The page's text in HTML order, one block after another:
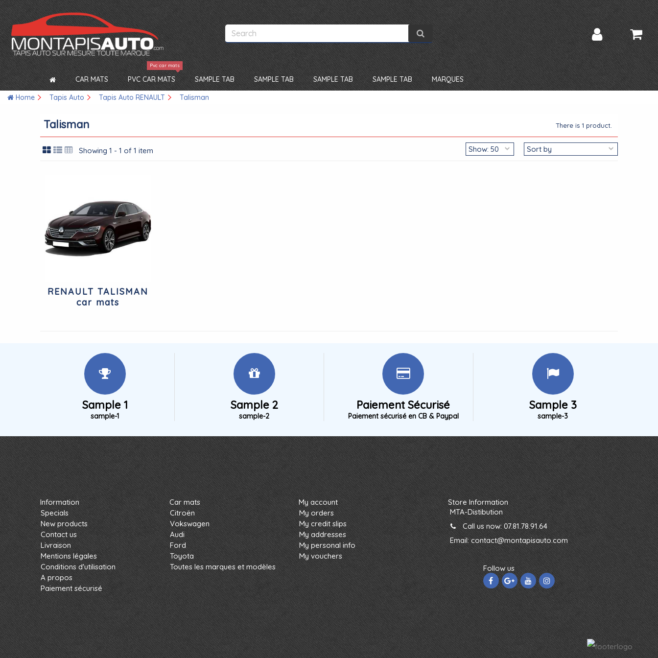
CAR MATS PVC CAR MATS
Pvc car mats
SAMPLE TAB SAMPLE TAB SAMPLE TAB SAMPLE TAB MARQUES
Home Tapis Auto Tapis Auto RENAULT Talisman
Talisman There is 1 product.
Showing 1 - 1 of 1 item
RENAULT TALISMAN
car mats
Sample 1
sample-1
Sample 2
sample-2
Paiement Sécurisé
Paiement sécurisé en CB & Paypal
Sample 3
sample-3
Information
Specials
New products
Contact us
Livraison
Mentions légales
Conditions d'utilisation
A propos
Paiement sécurisé
Car mats
Citroën
Vokswagen
Audi
Ford
Toyota
Toutes les marques et modèles
My account
My orders
My credit slips
My addresses
My personal info
My vouchers
Store Information
MTA-Distibution
Call us now:07.81.78.91.64
Email:contact@montapisauto.com
Follow us